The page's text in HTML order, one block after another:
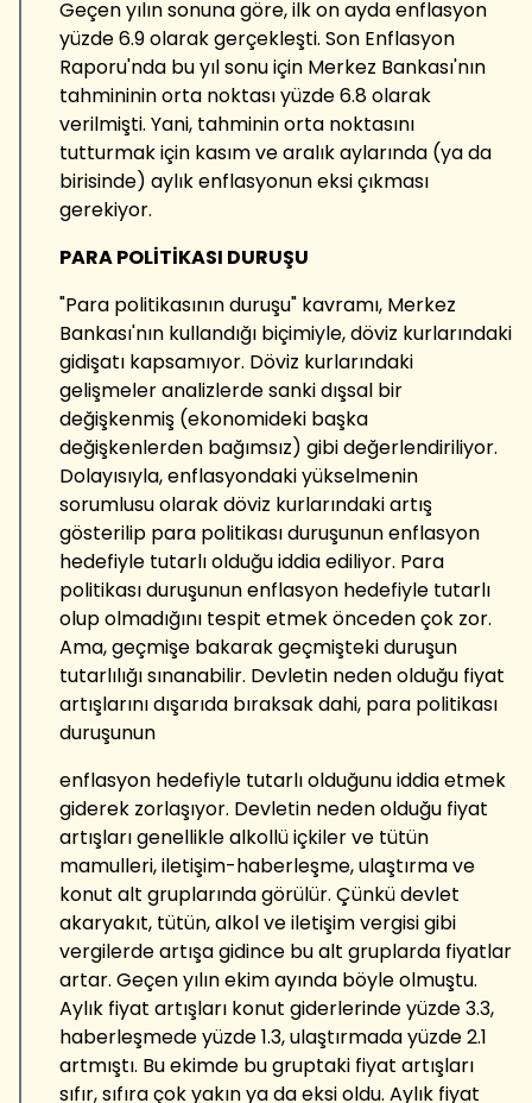
Geçen yılın sonuna göre, ilk on ayda enflasyon
yüzde 6.9 olarak gerçekleşti. Son Enflasyon
Raporu'nda bu yıl sonu için Merkez Bankası'nın
tahmininin orta noktası yüzde 6.8 olarak
verilmişti. Yani, tahminin orta noktasını
tutturmak için kasım ve aralık aylarında (ya da
birisinde) aylık enflasyonun eksi çıkması
gerekiyor.
PARA POLİTİKASI DURUŞU
"Para politikasının duruşu" kavramı, Merkez
Bankası'nın kullandığı biçimiyle, döviz kurlarındaki
gidişatı kapsamıyor. Döviz kurlarındaki
gelişmeler analizlerde sanki dışsal bir
değişkenmiş (ekonomideki başka
değişkenlerden bağımsız) gibi değerlendiriliyor.
Dolayısıyla, enflasyondaki yükselmenin
sorumlusu olarak döviz kurlarındaki artış
gösterilip para politikası duruşunun enflasyon
hedefiyle tutarlı olduğu iddia ediliyor. Para
politikası duruşunun enflasyon hedefiyle tutarlı
olup olmadığını tespit etmek önceden çok zor.
Ama, geçmişe bakarak geçmişteki duruşun
tutarlılığı sınanabilir. Devletin neden olduğu fiyat
artışlarını dışarıda bıraksak dahi, para politikası
duruşunun
enflasyon hedefiyle tutarlı olduğunu iddia etmek
giderek zorlaşıyor. Devletin neden olduğu fiyat
artışları genellikle alkollü içkiler ve tütün
mamulleri, iletişim-haberleşme, ulaştırma ve
konut alt gruplarında görülür. Çünkü devlet
akaryakıt, tütün, alkol ve iletişim vergisi gibi
vergilerde artışa gidince bu alt gruplarda fiyatlar
artar. Geçen yılın ekim ayında böyle olmuştu.
Aylık fiyat artışları konut giderlerinde yüzde 3.3,
haberleşmede yüzde 1.3, ulaştırmada yüzde 2.1
artmıştı. Bu ekimde bu gruptaki fiyat artışları
sıfır, sıfıra çok yakın ya da eksi oldu. Aylık fiyat